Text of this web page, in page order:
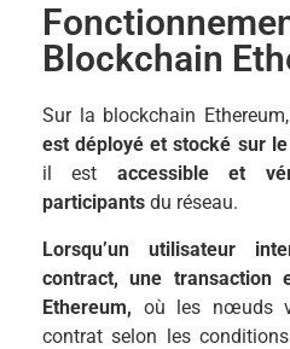
Blockchain
Sur la blockchain Ethereum,
est déployé et stocké sur
il est accessible et
participants du réseau.
Lorsqu’un utilisateur
contract, une transaction
Ethereum, où les nœuds
contrat selon les